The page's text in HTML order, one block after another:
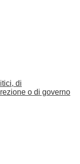
di
o di governo